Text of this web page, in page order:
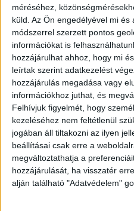
méréséhez,
küld. Az Ön engedélyével mi és
módszerrel szerzett pontos
információkat is
hozzájárulhat ahhoz, hogy mi
leírtak szerint adatkezelést
hozzájárulás megadása vagy
információkhoz juthat, és
Felhívjuk figyelmét, hogy
kezeléséhez nem feltétlenül
jogában áll tiltakozni az ilyen
beállításai csak erre a
megváltoztathatja a
hozzájárulását, ha visszatér
alján található "Adatvédelem"